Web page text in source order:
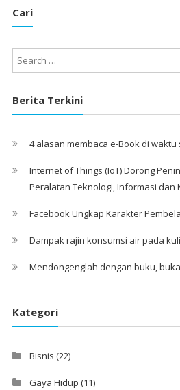
Cari
Berita Terkini
4 alasan membaca e-Book di waktu
Internet of Things (IoT) Dorong
Peralatan Teknologi, Informasi dan
Facebook Ungkap Karakter
Dampak rajin konsumsi air pada
Mendongenglah dengan buku,
Kategori
Bisnis (22)
Gaya Hidup (11)